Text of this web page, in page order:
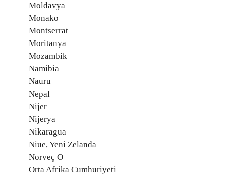
Moldavya
Monako
Montserrat
Moritanya
Mozambik
Namibia
Nauru
Nepal
Nijer
Nijerya
Nikaragua
Niue, Yeni Zelanda
Norveç O
Orta Afrika Cumhuriyeti